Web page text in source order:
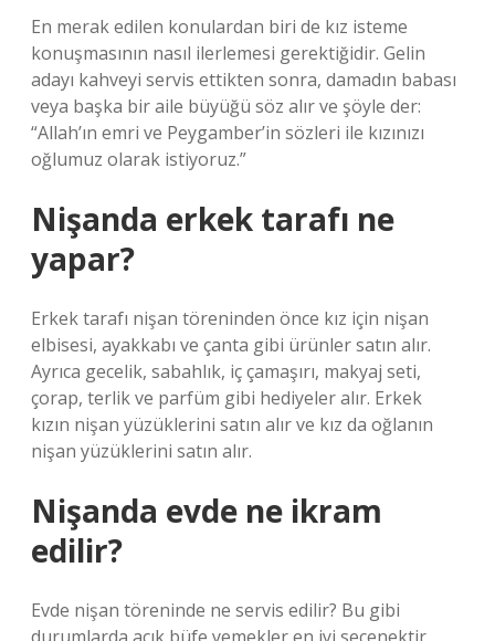
En merak edilen konulardan biri de kız isteme
konuşmasının nasıl ilerlemesi gerektiğidir. Gelin
adayı kahveyi servis ettikten sonra, damadın babası
veya başka bir aile büyüğü söz alır ve şöyle der:
“Allah’ın emri ve Peygamber’in sözleri ile kızınızı
oğlumuz olarak istiyoruz.”
Nişanda erkek tarafı ne
yapar?
Erkek tarafı nişan töreninden önce kız için nişan
elbisesi, ayakkabı ve çanta gibi ürünler satın alır.
Ayrıca gecelik, sabahlık, iç çamaşırı, makyaj seti,
çorap, terlik ve parfüm gibi hediyeler alır. Erkek
kızın nişan yüzüklerini satın alır ve kız da oğlanın
nişan yüzüklerini satın alır.
Nişanda evde ne ikram
edilir?
Evde nişan töreninde ne servis edilir? Bu gibi